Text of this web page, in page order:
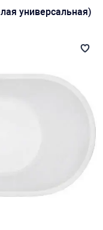
универсальная)